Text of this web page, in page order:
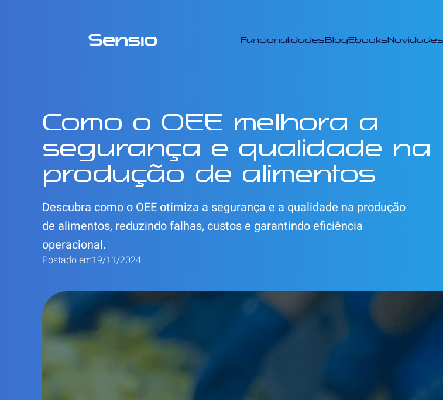
FuncionalidadesBlogEbooksNovidades
Como o OEE melhora a
segurança e qualidade na
produção de alimentos
Descubra como o OEE otimiza a segurança e a qualidade na produção
de alimentos, reduzindo falhas, custos e garantindo eficiência
operacional.
Postado em19/11/2024